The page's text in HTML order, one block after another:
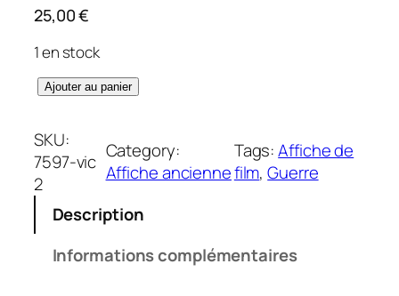
25,00€
1 en stock
q
a
n
t
i
Ajouter au panier
SKU:
7597-vic
2
Category:
Affiche ancienne
Tags:Affiche de
film, Guerre
Description
Informations complémentaires